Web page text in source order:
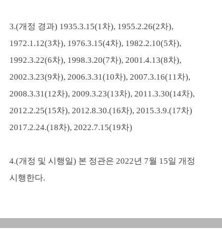
3.(개정 경과) 1935.3.15(1차), 1955.2.26(2차),
1972.1.12(3차), 1976.3.15(4차), 1982.2.10(5차),
1992.3.22(6차), 1998.3.20(7차), 2001.4.13(8차),
2002.3.23(9차), 2006.3.31(10차), 2007.3.16(11차),
2008.3.31(12차), 2009.3.23(13차), 2011.3.30(14차),
2012.2.25(15차), 2012.8.30.(16차), 2015.3.9.(17차)
2017.2.24.(18차), 2022.7.15(19차)
4.(개정 및 시행일) 본 정관은 2022년 7월 15일 개정
시행한다.